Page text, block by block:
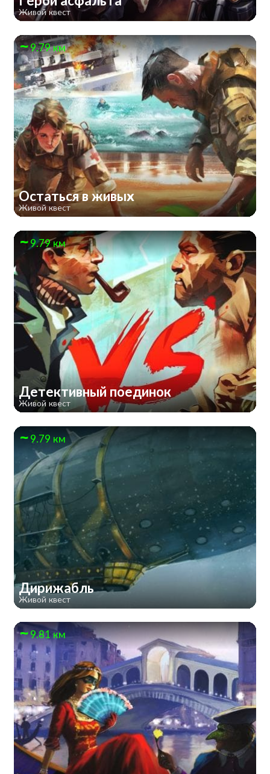
Живой квест
9.79 км
Остаться в живых
Живой квест
9.79 км
Детективный поединок
Живой квест
9.79 км
Дирижабль
Живой квест
9.81 км